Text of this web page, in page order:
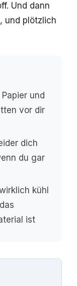
Und dann
und plötzlich
und
vor dir
dich
du gar
kühl
ist